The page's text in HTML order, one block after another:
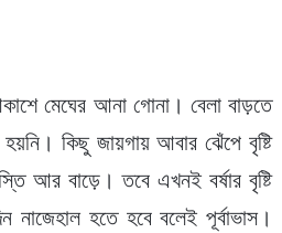
মেঘের আনা গোনা। বেলা বাড়তে
কিছু জায়গায় আবার ঝেঁপে বৃষ্টি
আর বাড়ে। তবে এখনই বর্ষার বৃষ্টি
হতে হবে বলেই পূর্বাভাস।